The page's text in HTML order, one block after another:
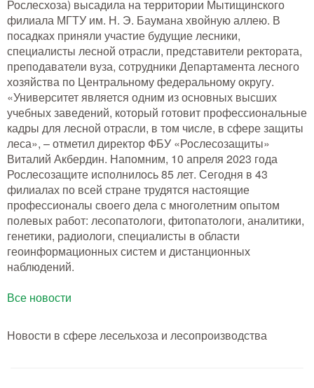
Аншлаги противопожарные, панно
аренды, знаки
Тушение лесных пожаров
Одежда для работы в лесу
Снаряжение лесника и егеря
Лесовосстановление
Библиотека лесника
Снаряжение арбориста
GPS-навигация и рации
Оборудование для паркового
Распродажа
Рослесхоза) высадила на территории Мытищинского
филиала МГТУ им. Н. Э. Баумана хвойную аллею. В
посадках приняли участие будущие лесники,
специалисты лесной отрасли, представители ректората,
преподаватели вуза, сотрудники Департамента лесного
хозяйства по Центральному федеральному округу.
«Университет является одним из основных высших
учебных заведений, который готовит профессиональные
кадры для лесной отрасли, в том числе, в сфере защиты
леса», – отметил директор ФБУ «Рослесозащиты»
Виталий Акбердин. Напомним, 10 апреля 2023 года
Рослесозащите исполнилось 85 лет. Сегодня в 43
филиалах по всей стране трудятся настоящие
профессионалы своего дела с многолетним опытом
полевых работ: лесопатологи, фитопатологи, аналитики,
генетики, радиологи, специалисты в области
геоинформационных систем и дистанционных
наблюдений.
Все новости
Новости в сфере лесельхоза и лесопроизводства